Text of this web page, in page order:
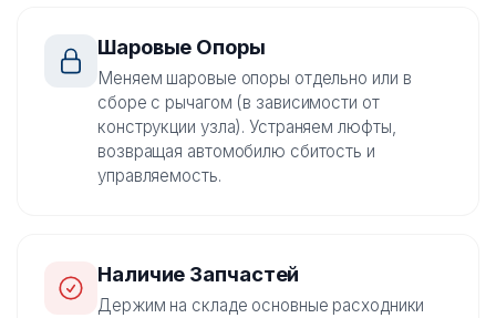
Шаровые Опоры
Меняем шаровые опоры отдельно или в
сборе с рычагом (в зависимости от
конструкции узла). Устраняем люфты,
возвращая автомобилю сбитость и
управляемость.
Наличие Запчастей
Держим на складе основные расходники